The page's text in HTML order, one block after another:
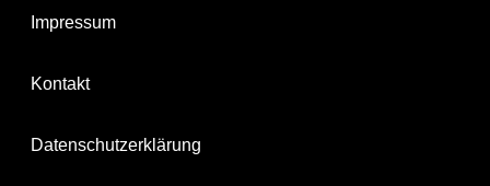
Impressum
Kontakt
Datenschutzerklärung